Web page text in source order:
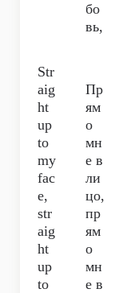
бо
вь,
Str
aig
ht
up
to
my
fac
e,
str
aig
ht
up
to
Пр
ям
о
мн
е в
ли
цо,
пр
ям
о
мн
е в